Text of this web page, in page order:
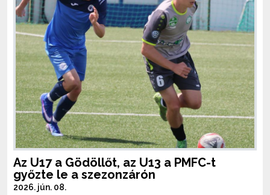
Az U17 a Gödöllőt, az U13 a PMFC-t
győzte le a szezonzárón
2026. jún. 08.